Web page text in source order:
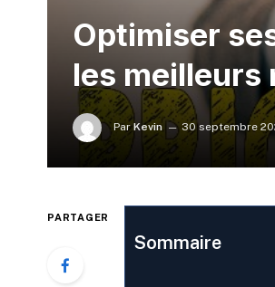
Optimiser
les meilleurs
Par Kevin 30 septembre
PARTAGER
Sommaire